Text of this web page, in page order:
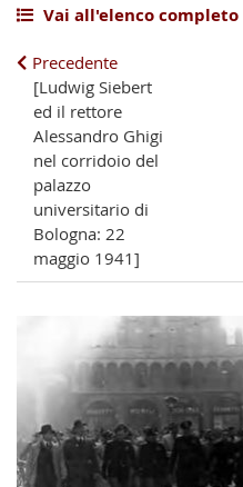
Vai all'elenco completo
Precedente
[Ludwig Siebert
ed il rettore
Alessandro Ghigi
nel corridoio del
palazzo
universitario di
Bologna: 22
maggio 1941]